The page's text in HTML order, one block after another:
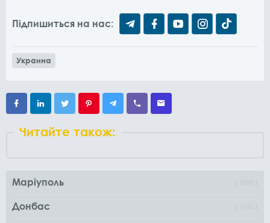
Підпишиться на нас:
Украина
Читайте також:
Маріуполь
Донбас